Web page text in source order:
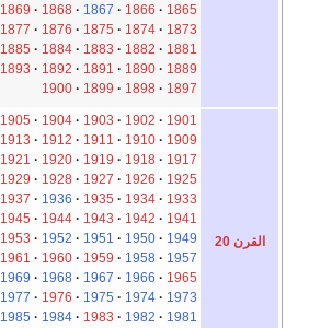
1865
1866
1867
1868
1869
1873
1874
1875
1876
1877
1881
1882
1883
1884
1885
1889
1890
1891
1892
1893
1897
1898
1899
1900
القرن 20
1901
1902
1903
1904
1905
1909
1910
1911
1912
1913
1917
1918
1919
1920
1921
1925
1926
1927
1928
1929
1933
1934
1935
1936
1937
1941
1942
1943
1944
1945
1949
1950
1951
1952
1953
1957
1958
1959
1960
1961
1965
1966
1967
1968
1969
1973
1974
1975
1976
1977
1981
1982
1983
1984
1985